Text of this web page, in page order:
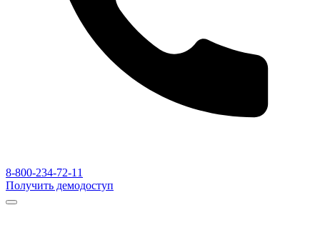
8-800-234-72-11
Получить демодоступ